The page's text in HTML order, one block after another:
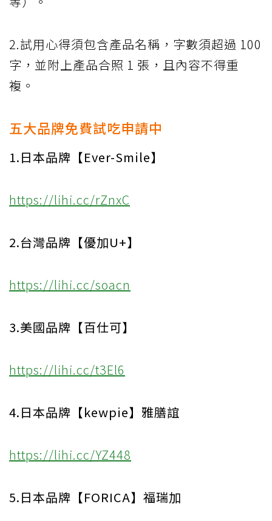
2.試用心得須包含產品名稱，字數須超過 100
字，並附上產品合照 1 張，且內容不得重
複。
五大品牌免費試吃申請中
1.日本品牌【Ever-Smile】
https://lihi.cc/rZnxC
2.台灣品牌【優加U+】
https://lihi.cc/soacn
3.美國品牌【百仕可】
https://lihi.cc/t3El6
4.日本品牌【kewpie】雅膳誼
https://lihi.cc/YZ448
5.日本品牌【FORICA】福瑞加